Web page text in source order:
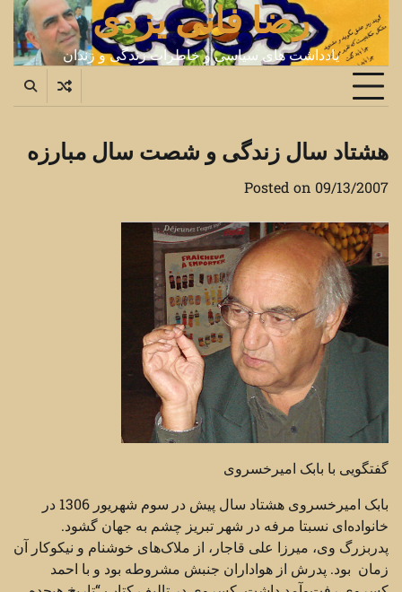
content
رضا فانی یزدی
یادداشت های سیاسی و خاطرات زندگی و زندان
هشتاد سال زندگی و شصت سال مبارزه
Posted on 09/13/2007
گفتگویی با بابک امیرخسروی
بابک امیرخسروی هشتاد سال پیش در سوم شهریور 1306 در
خانواده‌ای نسبتا مرفه در شهر تبریز چشم به جهان گشود.
پدربزرگ وی، میرزا علی قاجار، از ملاک‌های خوشنام و نیکوکار آن
زمان بود. پدرش از هواداران جنبش مشروطه بود و با احمد